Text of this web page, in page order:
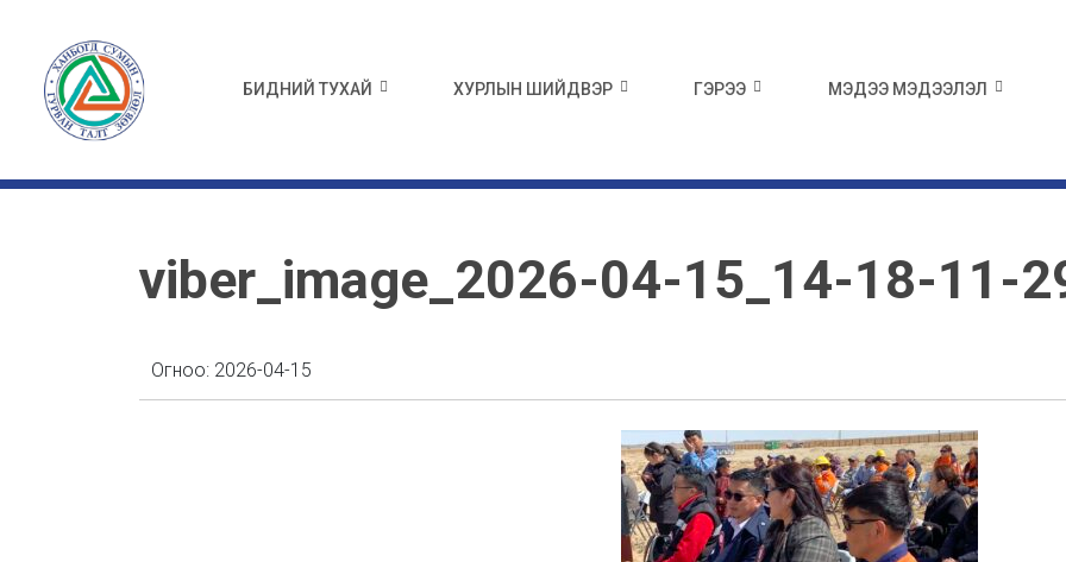
БИДНИЙ ТУХАЙ ХУРЛЫН ШИЙДВЭР ГЭРЭЭ МЭДЭЭ МЭДЭЭЛЭЛ
viber_image_2026-04-15_14-18-11-
Огноо: 2026-04-15